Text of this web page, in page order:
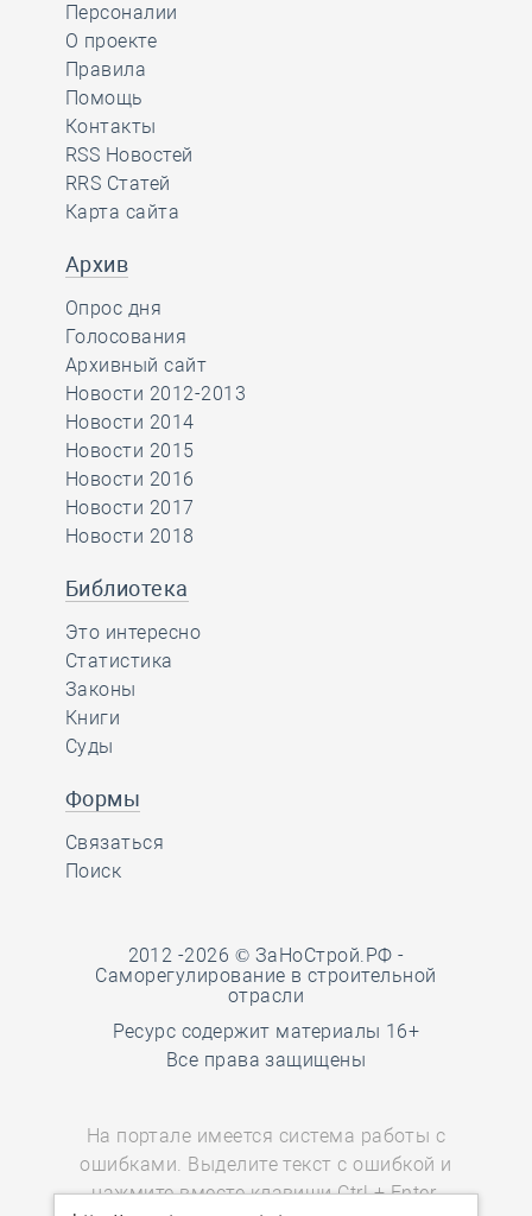
Персоналии
О проекте
Правила
Помощь
Контакты
RSS Новостей
RRS Статей
Карта сайта
Архив
Опрос дня
Голосования
Архивный сайт
Новости 2012-2013
Новости 2014
Новости 2015
Новости 2016
Новости 2017
Новости 2018
Библиотека
Это интересно
Статистика
Законы
Книги
Суды
Формы
Связаться
Поиск
2012 -2026 © ЗаНоСтрой.РФ -
Саморегулирование в строительной
отрасли
Ресурс содержит материалы 16+
Все права защищены
На портале имеется система работы с
ошибками. Выделите текст с ошибкой и
нажмите вместе клавиши Ctrl + Enter.